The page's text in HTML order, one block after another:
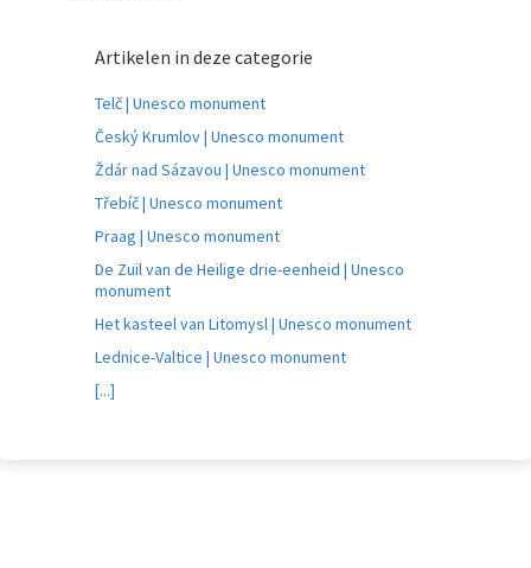
Artikelen in deze categorie
Telč | Unesco monument
Český Krumlov | Unesco monument
Ždár nad Sázavou | Unesco monument
Třebíč | Unesco monument
Praag | Unesco monument
De Zuil van de Heilige drie-eenheid | Unesco
monument
Het kasteel van Litomysl | Unesco monument
Lednice-Valtice | Unesco monument
[...]